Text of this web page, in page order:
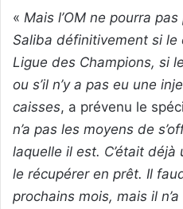
« Mais l’OM ne pourra
Saliba définitivement si le
Ligue des Champions, si
ou s’il n’y a pas eu une
caisses, a prévenu le
n’a pas les moyens de
laquelle il est. C’était
le récupérer en prêt. Il
prochains mois, mais il